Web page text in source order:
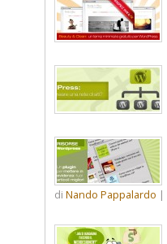
di Nando Pappalardo |